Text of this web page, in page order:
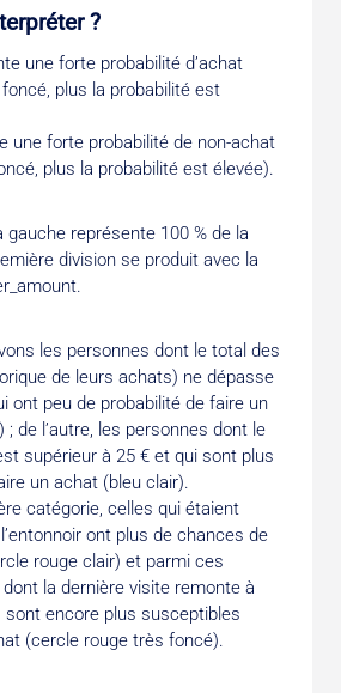
?
une forte probabilité d’achat
plus la probabilité est
une forte probabilité de non-achat
plus la probabilité est élevée).
gauche représente 100 % de la
division se produit avec la
les personnes dont le total des
de leurs achats) ne dépasse
ont peu de probabilité de faire un
de l’autre, les personnes dont le
supérieur à 25 € et qui sont plus
un achat (bleu clair).
catégorie, celles qui étaient
ont plus de chances de
rouge clair) et parmi ces
la dernière visite remonte à
sont encore plus susceptibles
(cercle rouge très foncé).